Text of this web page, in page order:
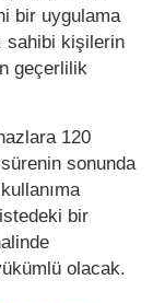
bir uygulama
sahibi kişilerin
geçerlilik
120
sonunda
bir
olacak.